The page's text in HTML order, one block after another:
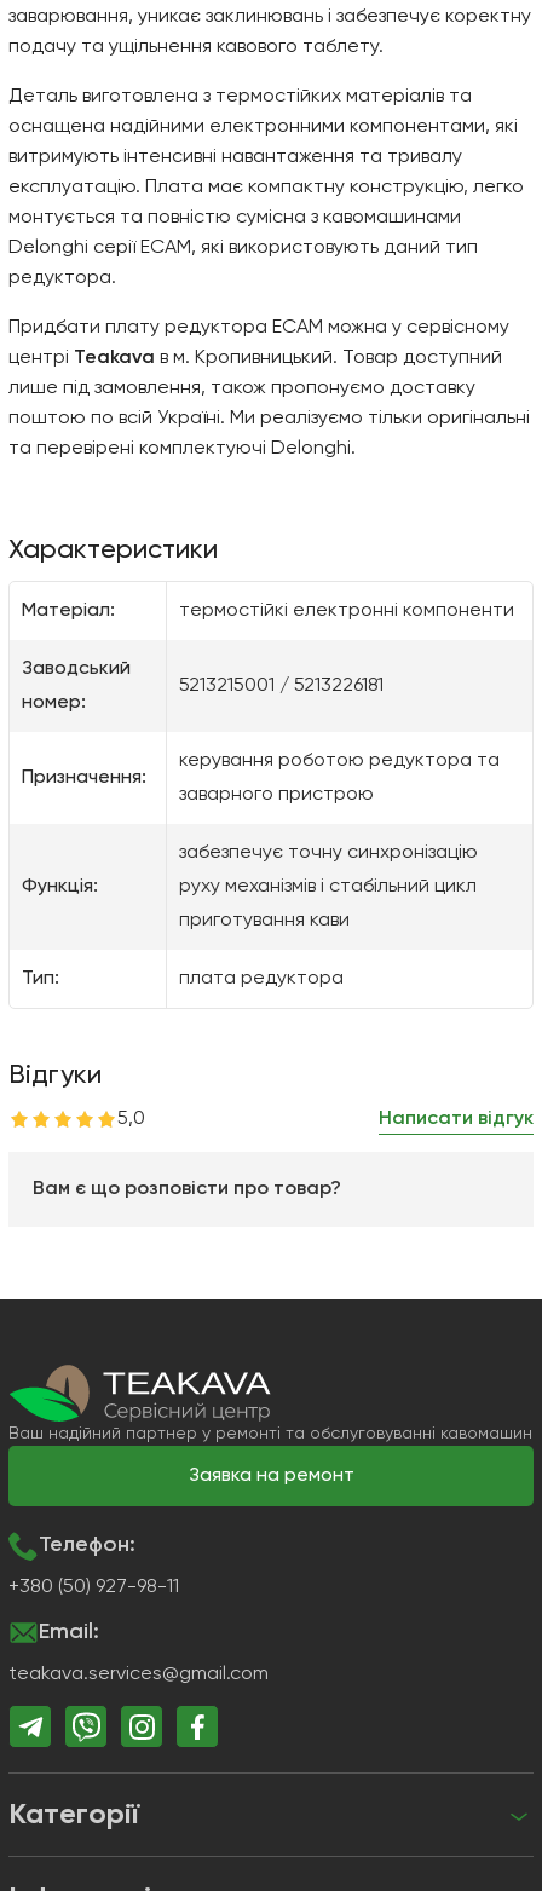
заварювання, уникає заклинювань і забезпечує коректну
подачу та ущільнення кавового таблету.
Деталь виготовлена з термостійких матеріалів та
оснащена надійними електронними компонентами, які
витримують інтенсивні навантаження та тривалу
експлуатацію. Плата має компактну конструкцію, легко
монтується та повністю сумісна з кавомашинами
Delonghi серії ECAM, які використовують даний тип
редуктора.
Придбати плату редуктора ECAM можна у сервісному
центрі Teakava в м. Кропивницький. Товар доступний
лише під замовлення, також пропонуємо доставку
поштою по всій Україні. Ми реалізуємо тільки оригінальні
та перевірені комплектуючі Delonghi.
Характеристики
Матеріал: термостійкі електронні компоненти
Заводський
номер:
5213215001 / 5213226181
Призначення:
керування роботою редуктора та
заварного пристрою
Функція:
забезпечує точну синхронізацію
руху механізмів і стабільний цикл
приготування кави
Тип: плата редуктора
Відгуки
5,0 Написати відгук
Вам є що розповісти про товар?
Ваш надійний партнер у ремонті та обслуговуванні кавомашин
Заявка на ремонт
Категорії
Телефон:
+380 (50) 927-98-11
Email:
teakava.services@gmail.com